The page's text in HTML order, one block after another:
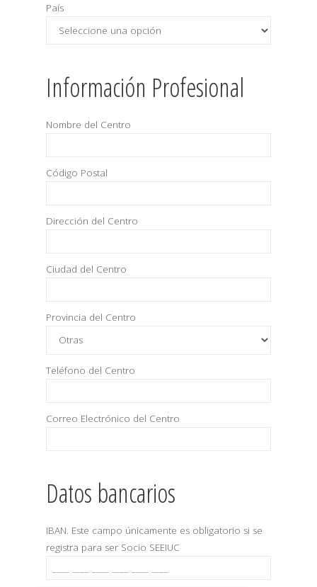
País
Información Profesional
Nombre del Centro
Código Postal
Dirección del Centro
Ciudad del Centro
Provincia del Centro
Teléfono del Centro
Correo Electrónico del Centro
Datos bancarios
IBAN. Este campo únicamente es obligatorio si se
registra para ser Socio SEEIUC